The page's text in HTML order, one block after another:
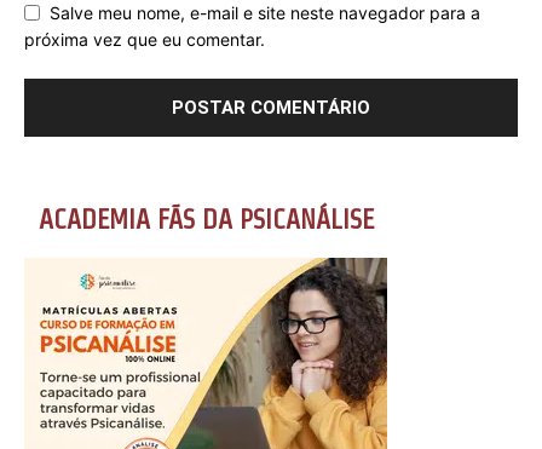
Salve meu nome, e-mail e site neste navegador para a
próxima vez que eu comentar.
ACADEMIA FÃS DA PSICANÁLISE